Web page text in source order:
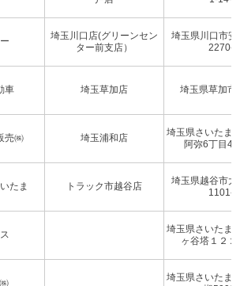
埼玉川口店(グリーンセン
ター前支店）
埼玉県川口市
2270-1
車 埼玉草加店 埼玉県草加市
売㈱ 埼玉浦和店
埼玉県さいたま
阿弥6丁目4
たま トラック市越谷店
埼玉県越谷市
1101-1
埼玉県さいたま
ヶ谷塔１２
埼玉県さいたま